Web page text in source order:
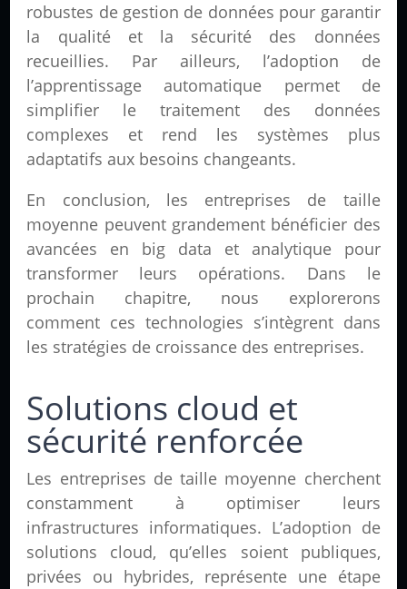
robustes de gestion de données pour garantir
la qualité et la sécurité des données
recueillies. Par ailleurs, l’adoption de
l’apprentissage automatique permet de
simplifier le traitement des données
complexes et rend les systèmes plus
adaptatifs aux besoins changeants.
En conclusion, les entreprises de taille
moyenne peuvent grandement bénéficier des
avancées en big data et analytique pour
transformer leurs opérations. Dans le
prochain chapitre, nous explorerons
comment ces technologies s’intègrent dans
les stratégies de croissance des entreprises.
Solutions cloud et
sécurité renforcée
Les entreprises de taille moyenne cherchent
constamment à optimiser leurs
infrastructures informatiques. L’adoption de
solutions cloud, qu’elles soient publiques,
privées ou hybrides, représente une étape